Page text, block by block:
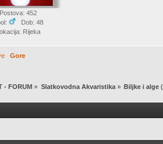
Postova: 452
Dob: 48
Rijeka
Gore
- FORUM » Slatkovodna Akvaristika» Biljke i alge